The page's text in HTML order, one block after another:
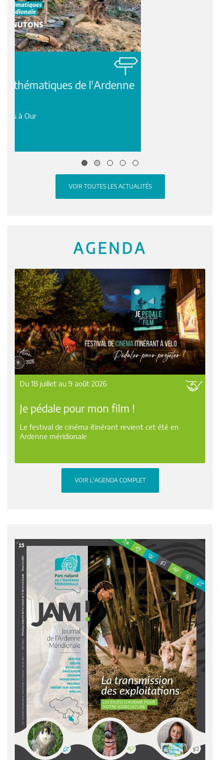
SONDAGE
Quel regard portez-vous sur les paysages de l’Ardenne
méridionale?
VOIR TOUTES LES ACTUALITÉS
AGENDA
Du 18 juillet au 9 août 2026
Je pédale pour mon film !
Le festival de cinéma itinérant revient cet été en
Ardenne méridionale
VOIR L'AGENDA COMPLET